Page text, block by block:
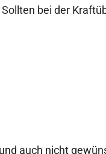
bei der
auch nicht